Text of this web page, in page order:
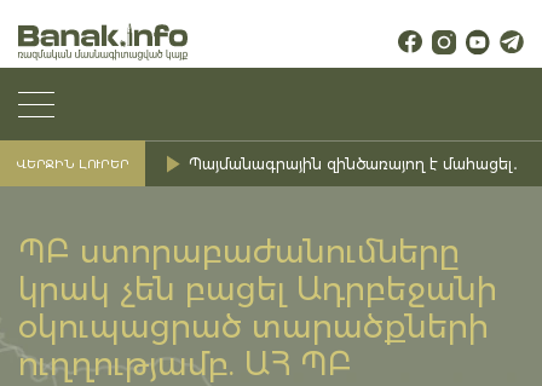
ՎԵՐՋԻՆ ԼՈՒՐԵՐ Պայմանագրային զինծառայող է մահացել․
ՊԲ ստորաբաժանումները
կրակ չեն բացել Ադրբեջանի
օկուպացրած տարածքների
ուղղությամբ. ԱՀ ՊԲ